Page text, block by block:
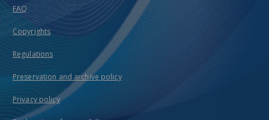
FAQ
Copyrights
Regulations
Preservation and archive policy
Privacy policy